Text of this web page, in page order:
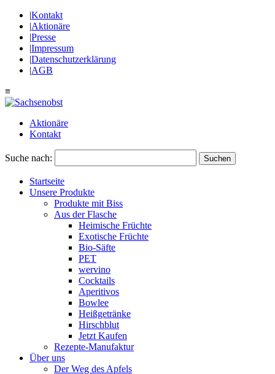
|Kontakt
|Aktionäre
|Presse
|Impressum
|Datenschutzerklärung
|AGB
≡
Aktionäre
Kontakt
Suche nach: Suchen
Startseite
Unsere Produkte
Produkte mit Biss
Aus der Flasche
Heimische Früchte
Exotische Früchte
Bio-Säfte
PET
wervino
Cocktails
Aperitivos
Bowlee
Heißgetränke
Hirschblut
Jetzt Kaufen
Rezepte-Manufaktur
Über uns
Der Weg des Apfels